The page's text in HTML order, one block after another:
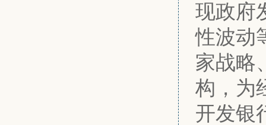
现政府
性波动
家战略
构，为
开发银